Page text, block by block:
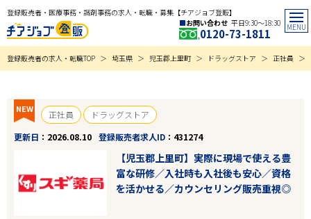
登録販売者・医療事務・調剤事務の求人・転職・募集【チアジョブ登販】
お問い合わせ 平日9:30〜18:30
0120-73-1811
登録販売者の求人・転職TOP 埼玉県 児玉郡上里町 ドラッグストア 正社員
NEW 正社員
ドラッグストア
更新日
2026.08.10 登録販売者求人ID 431274
【児玉郡上里町】実際に現場で使える豊
富な研修／入社時も入社後も安心／資格
を活かせる／カウンセリング販売重視◎